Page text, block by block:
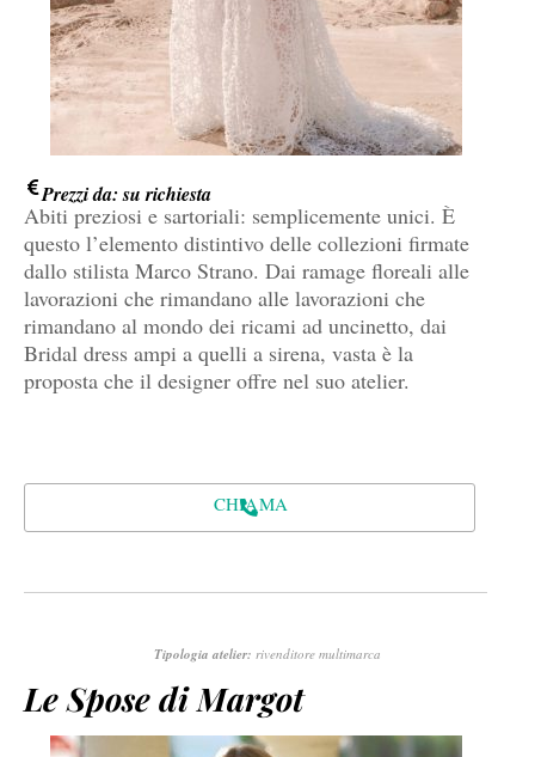
Prezzi da: su richiesta
Abiti preziosi e sartoriali: semplicemente unici. È
questo l’elemento distintivo delle collezioni firmate
dallo stilista Marco Strano. Dai ramage floreali alle
lavorazioni che rimandano alle lavorazioni che
rimandano al mondo dei ricami ad uncinetto, dai
Bridal dress ampi a quelli a sirena, vasta è la
proposta che il designer offre nel suo atelier.
CHIAMA
Tipologia atelier: rivenditore multimarca
Le Spose di Margot